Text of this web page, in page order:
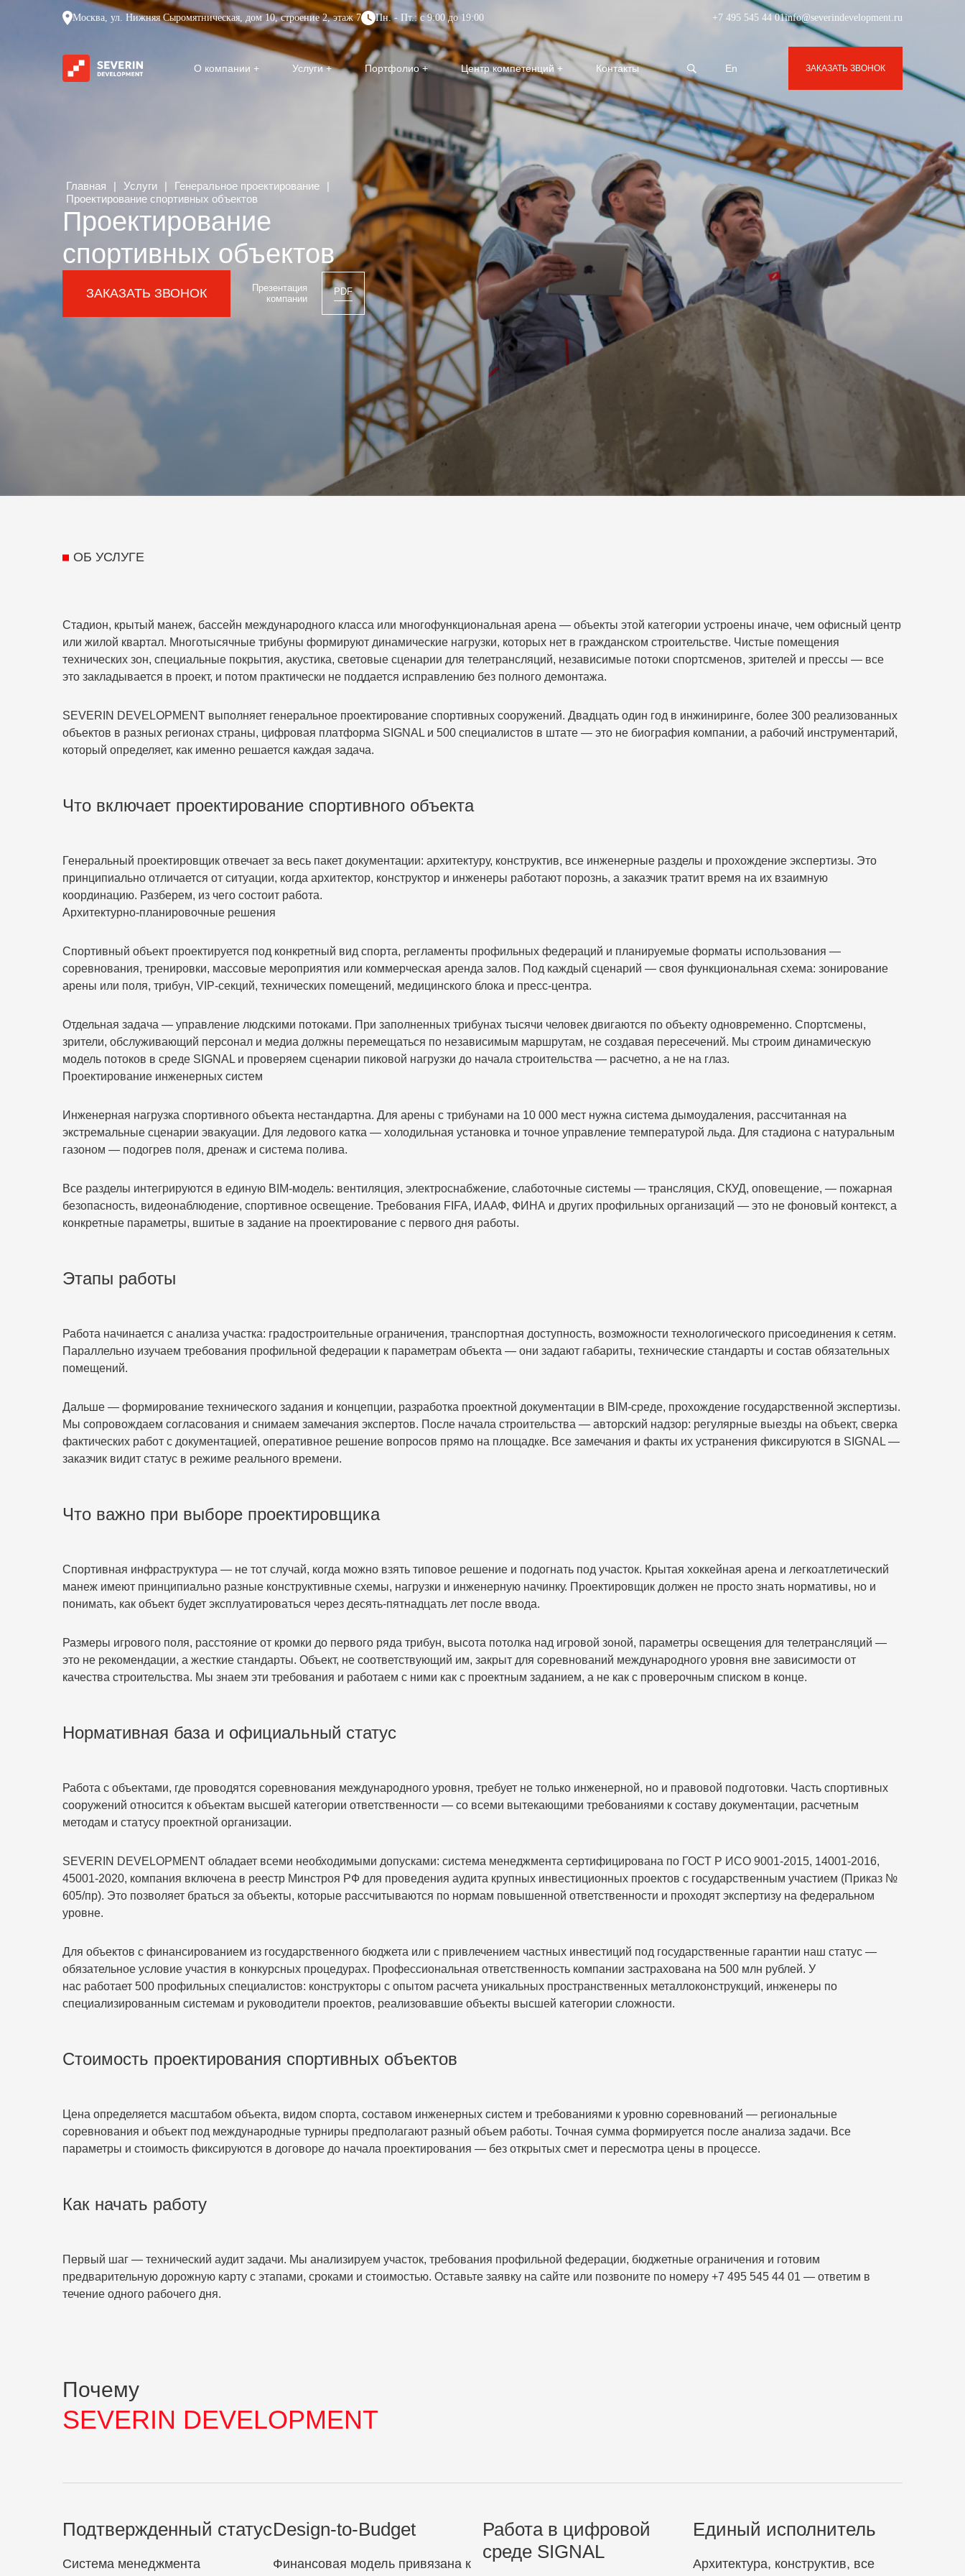
Москва, ул. Нижняя Сыромятническая, дом 10, строение 2, этаж 7 Пн. - Пт.: с 9:00 до 19:00 +7 495 545 44 01info@severindevelopment.ru
О компании Услуги Портфолио Центр компетенций Контакты En ЗАКАЗАТЬ ЗВОНОК
Главная | Услуги | Генеральное проектирование
|
Проектирование спортивных объектов
Проектирование
спортивных объектов
ЗАКАЗАТЬ ЗВОНОК
Презентация
компании
PDF
ОБ УСЛУГЕ
Стадион, крытый манеж, бассейн международного класса или многофункциональная арена — объекты этой категории устроены иначе, чем офисный центр
или жилой квартал. Многотысячные трибуны формируют динамические нагрузки, которых нет в гражданском строительстве. Чистые помещения
технических зон, специальные покрытия, акустика, световые сценарии для телетрансляций, независимые потоки спортсменов, зрителей и прессы — все
это закладывается в проект, и потом практически не поддается исправлению без полного демонтажа.
SEVERIN DEVELOPMENT выполняет генеральное проектирование спортивных сооружений. Двадцать один год в инжиниринге, более 300 реализованных
объектов в разных регионах страны, цифровая платформа SIGNAL и 500 специалистов в штате — это не биография компании, а рабочий инструментарий,
который определяет, как именно решается каждая задача.
Что включает проектирование спортивного объекта
Генеральный проектировщик отвечает за весь пакет документации: архитектуру, конструктив, все инженерные разделы и прохождение экспертизы. Это
принципиально отличается от ситуации, когда архитектор, конструктор и инженеры работают порознь, а заказчик тратит время на их взаимную
координацию. Разберем, из чего состоит работа.
Архитектурно-планировочные решения
Спортивный объект проектируется под конкретный вид спорта, регламенты профильных федераций и планируемые форматы использования —
соревнования, тренировки, массовые мероприятия или коммерческая аренда залов. Под каждый сценарий — своя функциональная схема: зонирование
арены или поля, трибун, VIP-секций, технических помещений, медицинского блока и пресс-центра.
Отдельная задача — управление людскими потоками. При заполненных трибунах тысячи человек двигаются по объекту одновременно. Спортсмены,
зрители, обслуживающий персонал и медиа должны перемещаться по независимым маршрутам, не создавая пересечений. Мы строим динамическую
модель потоков в среде SIGNAL и проверяем сценарии пиковой нагрузки до начала строительства — расчетно, а не на глаз.
Проектирование инженерных систем
Инженерная нагрузка спортивного объекта нестандартна. Для арены с трибунами на 10 000 мест нужна система дымоудаления, рассчитанная на
экстремальные сценарии эвакуации. Для ледового катка — холодильная установка и точное управление температурой льда. Для стадиона с натуральным
газоном — подогрев поля, дренаж и система полива.
Все разделы интегрируются в единую BIM-модель: вентиляция, электроснабжение, слаботочные системы — трансляция, СКУД, оповещение, — пожарная
безопасность, видеонаблюдение, спортивное освещение. Требования FIFA, ИААФ, ФИНА и других профильных организаций — это не фоновый контекст, а
конкретные параметры, вшитые в задание на проектирование с первого дня работы.
Этапы работы
Работа начинается с анализа участка: градостроительные ограничения, транспортная доступность, возможности технологического присоединения к сетям.
Параллельно изучаем требования профильной федерации к параметрам объекта — они задают габариты, технические стандарты и состав обязательных
помещений.
Дальше — формирование технического задания и концепции, разработка проектной документации в BIM-среде, прохождение государственной экспертизы.
Мы сопровождаем согласования и снимаем замечания экспертов. После начала строительства — авторский надзор: регулярные выезды на объект, сверка
фактических работ с документацией, оперативное решение вопросов прямо на площадке. Все замечания и факты их устранения фиксируются в SIGNAL —
заказчик видит статус в режиме реального времени.
Что важно при выборе проектировщика
Спортивная инфраструктура — не тот случай, когда можно взять типовое решение и подогнать под участок. Крытая хоккейная арена и легкоатлетический
манеж имеют принципиально разные конструктивные схемы, нагрузки и инженерную начинку. Проектировщик должен не просто знать нормативы, но и
понимать, как объект будет эксплуатироваться через десять-пятнадцать лет после ввода.
Размеры игрового поля, расстояние от кромки до первого ряда трибун, высота потолка над игровой зоной, параметры освещения для телетрансляций —
это не рекомендации, а жесткие стандарты. Объект, не соответствующий им, закрыт для соревнований международного уровня вне зависимости от
качества строительства. Мы знаем эти требования и работаем с ними как с проектным заданием, а не как с проверочным списком в конце.
Нормативная база и официальный статус
Работа с объектами, где проводятся соревнования международного уровня, требует не только инженерной, но и правовой подготовки. Часть спортивных
сооружений относится к объектам высшей категории ответственности — со всеми вытекающими требованиями к составу документации, расчетным
методам и статусу проектной организации.
SEVERIN DEVELOPMENT обладает всеми необходимыми допусками: система менеджмента сертифицирована по ГОСТ Р ИСО 9001-2015, 14001-2016,
45001-2020, компания включена в реестр Минстроя РФ для проведения аудита крупных инвестиционных проектов с государственным участием (Приказ №
605/пр). Это позволяет браться за объекты, которые рассчитываются по нормам повышенной ответственности и проходят экспертизу на федеральном
уровне.
Для объектов с финансированием из государственного бюджета или с привлечением частных инвестиций под государственные гарантии наш статус —
обязательное условие участия в конкурсных процедурах. Профессиональная ответственность компании застрахована на 500 млн рублей. У
нас работает 500 профильных специалистов: конструкторы с опытом расчета уникальных пространственных металлоконструкций, инженеры по
специализированным системам и руководители проектов, реализовавшие объекты высшей категории сложности.
Стоимость проектирования спортивных объектов
Цена определяется масштабом объекта, видом спорта, составом инженерных систем и требованиями к уровню соревнований — региональные
соревнования и объект под международные турниры предполагают разный объем работы. Точная сумма формируется после анализа задачи. Все
параметры и стоимость фиксируются в договоре до начала проектирования — без открытых смет и пересмотра цены в процессе.
Как начать работу
Первый шаг — технический аудит задачи. Мы анализируем участок, требования профильной федерации, бюджетные ограничения и готовим
предварительную дорожную карту с этапами, сроками и стоимостью. Оставьте заявку на сайте или позвоните по номеру +7 495 545 44 01 — ответим в
течение одного рабочего дня.
Почему
SEVERIN DEVELOPMENT
Подтвержденный статус
Система менеджмента
Design-to-Budget
Финансовая модель привязана к
Работа в цифровой
среде SIGNAL
Единый исполнитель
Архитектура, конструктив, все